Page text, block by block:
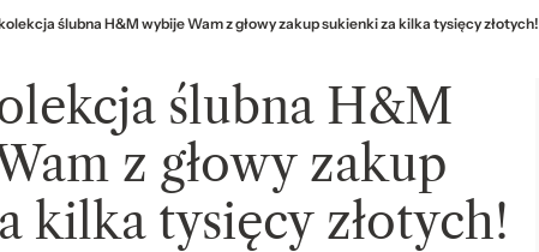
ślubna H&M wybije Wam z głowy zakup sukienki za kilka tysięcy złotych!
ślubna H&M
z głowy zakup
kilka tysięcy złotych!